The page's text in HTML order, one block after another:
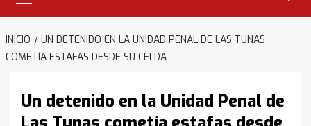
INICIO
UN DETENIDO EN LA UNIDAD PENAL DE LAS TUNAS
COMETÍA ESTAFAS DESDE SU CELDA
Un detenido en la Unidad Penal de